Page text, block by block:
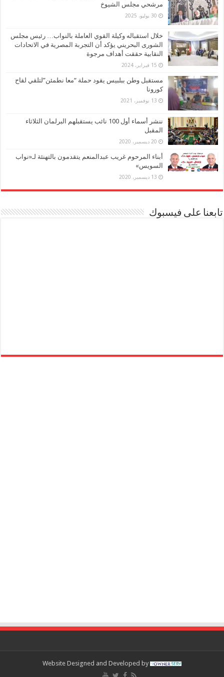
مرشحي مجلس الشيوخ
30 يوليو، 2025
خلال استقباله وكيلة القوي العاملة بالنواب… رئيس مجلس
الشورى البحريني يؤكد أن التجربة المصرية في الاتحادات
النقابية حققت أهداف مرجوة
15 فبراير، 2024
مستقبل وطن ببلبيس يقود حملة “معا نطمئن”لتلقي لقاح
كورونا
13 نوفمبر، 2021
ننشر أسماء أول 100 نائب يستقبلهم البرلمان الثلاثاء
المقبل
20 ديسمبر، 2020
أبناء المرحوم غريب عبدالمنعم يتقدمون بالتهنئة لـ«نواب
السويس»
13 ديسمبر، 2020
تابعنا على فيسبوك
Website Designed and Developed by